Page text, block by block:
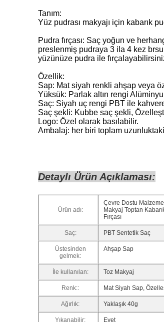
Tanım:
Yüz pudrası makyajı için kabarık
Pudra fırçası: Saç yoğun ve
preslenmiş pudraya 3 ila 4 kez
yüzünüze pudra ile
Özellik:
Sap: Mat siyah renkli ahşap veya
Yüksük: Parlak altın rengi
Saç: Siyah uç rengi PBT ile
Saç şekli: Kubbe saç şekli,
Logo: Özel olarak basılabilir.
Ambalaj: her biri toplam
Detaylı Ürün Açıklaması:
Ürün adı:
Çevre Dostu
Makyaj Toptan
Fırçası
Saç: PBT Sentetik Saç
Üstesinden
gelmek:
Ahşap Sap
İle kullanılan: Toz Makyaj
Renk:: Mat Siyah Sap,
Ağırlık: Yaklaşık 40g
Yıkanabilir: Evet